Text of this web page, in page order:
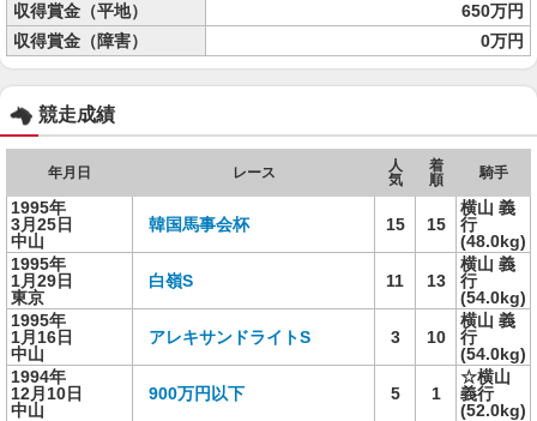
収得賞金（平地）
650万円
収得賞金（障害）
0万円
競走成績
年月日 レース
人
気
着
順
騎手
1995年
3月25日
中山
韓国馬事会杯 15 15
横山 義
行
(48.0kg)
1995年
1月29日
東京
白嶺S 11 13
横山 義
行
(54.0kg)
1995年
1月16日
中山
アレキサンドライトS 3 10
横山 義
行
(54.0kg)
1994年
12月10日
中山
900万円以下 5 1
☆横山
義行
(52.0kg)